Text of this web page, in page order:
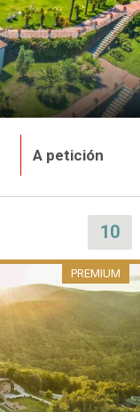
A petición
10
PREMIUM